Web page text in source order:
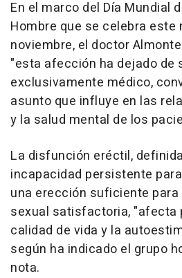
En el marco del Día Mundial
Hombre que se celebra este
noviembre, el doctor
"esta afección ha dejado de
exclusivamente médico,
asunto que influye en las
y la salud mental de los
La disfunción eréctil,
incapacidad persistente
una erección suficiente
sexual satisfactoria, "afecta
calidad de vida y la
según ha indicado el grupo
nota.